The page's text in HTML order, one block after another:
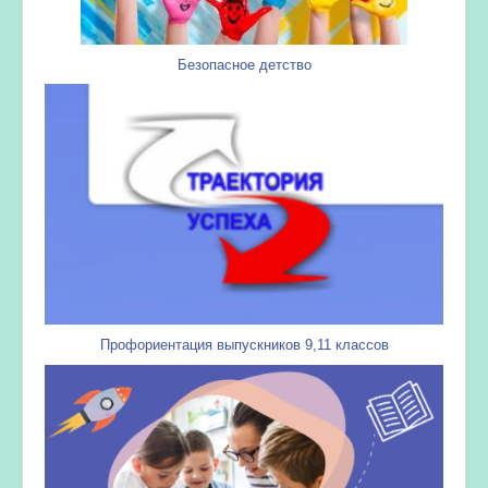
Безопасное детство
Профориентация выпускников 9,11 классов